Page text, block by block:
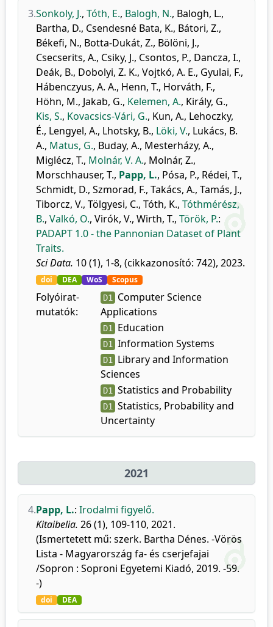
3.Sonkoly, J., Tóth, E., Balogh, N., Balogh, L.,
Bartha, D., Csendesné Bata, K., Bátori, Z.,
Békefi, N., Botta-Dukát, Z., Bölöni, J.,
Csecserits, A., Csiky, J., Csontos, P., Dancza, I.,
Deák, B., Dobolyi, Z. K., Vojtkó, A. E., Gyulai, F.,
Hábenczyus, A. A., Henn, T., Horváth, F.,
Höhn, M., Jakab, G., Kelemen, A., Király, G.,
Kis, S., Kovacsics-Vári, G., Kun, A., Lehoczky,
É., Lengyel, A., Lhotsky, B., Löki, V., Lukács, B.
A., Matus, G., Buday, A., Mesterházy, A.,
Miglécz, T., Molnár, V. A., Molnár, Z.,
Morschhauser, T., Papp, L., Pósa, P., Rédei, T.,
Schmidt, D., Szmorad, F., Takács, A., Tamás, J.,
Tiborcz, V., Tölgyesi, C., Tóth, K., Tóthmérész,
B., Valkó, O., Virók, V., Wirth, T., Török, P.:
PADAPT 1.0 - the Pannonian Dataset of Plant
Traits.
Sci Data. 10 (1), 1-8, (cikkazonosító: 742), 2023.
doi DEA WoS Scopus
Folyóirat-
mutatók:
D1
Computer Science
Applications
D1 Education
D1 Information Systems
D1
Library and Information
Sciences
D1 Statistics and Probability
D1
Statistics, Probability and
Uncertainty
2021
4.Papp, L.: Irodalmi figyelő.
Kitaibelia. 26 (1), 109-110, 2021.
(Ismertetett mű: szerk. Bartha Dénes. -Vörös
Lista - Magyarország fa- és cserjefajai
/Sopron : Soproni Egyetemi Kiadó, 2019. -59.
-)
doi DEA